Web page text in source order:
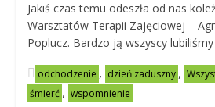
Jakiś czas temu odeszła od nas
Warsztatów Terapii Zajęciowej –
Poplucz. Bardzo ją wszyscy
odchodzenie , dzień zaduszny ,
śmierć , wspomnienie